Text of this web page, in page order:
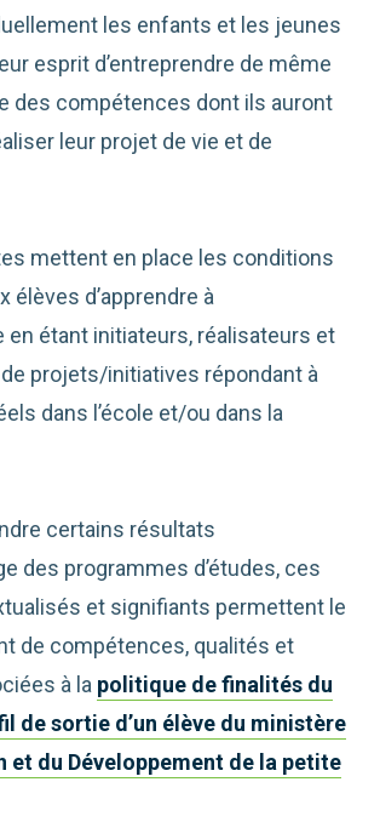
les enfants et les jeunes
esprit d’entreprendre de même
des compétences dont ils auront
leur projet de vie et de
mettent en place les conditions
élèves d’apprendre à
en étant initiateurs, réalisateurs et
projets/initiatives répondant à
dans l’école et/ou dans la
certains résultats
des programmes d’études, ces
et signifiants permettent le
de compétences, qualités et
à la politique de finalités du
de sortie d’un élève du ministère
et du Développement de la petite